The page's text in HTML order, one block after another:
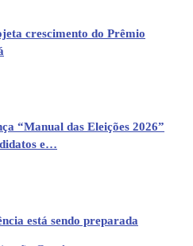
crescimento do Prêmio
“Manual das Eleições 2026”
e…
está sendo preparada